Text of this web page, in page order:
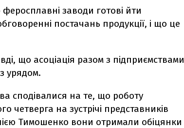
заводи готові йти
постачань продукції, і що це
що асоціація разом з підприємствами
урядом.
сподівалися на те, що роботу
четверга на зустрічі представників
Тимошенко вони отримали обіцянки